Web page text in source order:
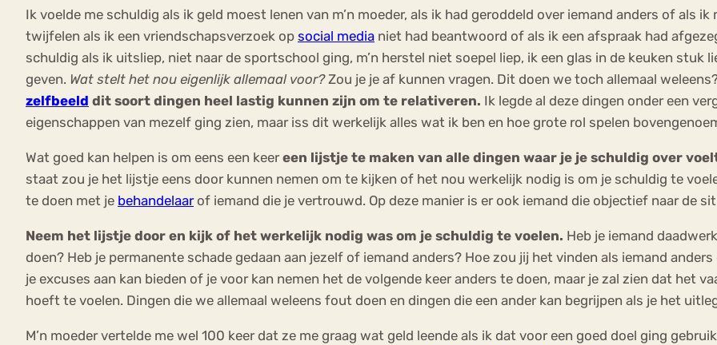
Ik voelde me schuldig als ik geld moest lenen van m’n moeder, als ik had geroddeld over iemand anders of als
twijfelen als ik een vriendschapsverzoek op social media niet had beantwoord of als ik een afspraak had
schuldig als ik uitsliep, niet naar de sportschool ging, m’n herstel niet soepel liep, ik een glas in de keuken
geven. Wat stelt het nou eigenlijk allemaal voor?Zou je je af kunnen vragen. Dit doen we toch allemaal
zelfbeeld dit soort dingen heel lastig kunnen zijn om te relativeren. Ik legde al deze dingen onder een
eigenschappen van mezelf ging zien, maar iss dit werkelijk alles wat ik ben en hoe grote rol spelen
Wat goed kan helpen is om eens een keereen lijstje te maken van alle dingen waar je je schuldig over
staat zou je het lijstje eens door kunnen nemen om te kijken of het nou werkelijk nodig is om je schuldig te
te doen met je behandelaarof iemand die je vertrouwd. Op deze manier is er ook iemand die objectief naar de
Neem het lijstje door en kijk of het werkelijk nodig was om je schuldig te voelen. Heb je iemand
doen? Heb je permanente schade gedaan aan jezelf of iemand anders? Hoe zou jij het vinden als iemand
je excuses aan kan bieden of je voor kan nemen het de volgende keer anders te doen, maar je zal zien dat het
hoeft te voelen. Dingen die we allemaal weleens fout doen en dingen die een ander kan begrijpen als je het
M’n moeder vertelde me wel 100 keer dat ze me graag wat geld leende als ik dat voor een goed doel ging